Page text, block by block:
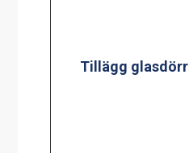
Tillägg glasdörr